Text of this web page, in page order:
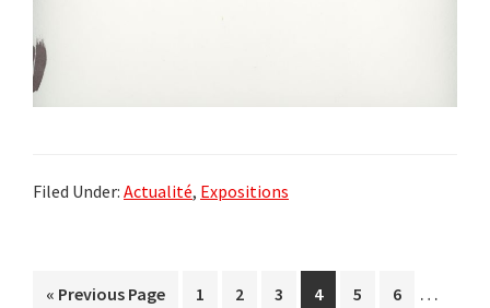
Filed Under: Actualité, Expositions
« Go
Previous Page Go
1 Go
2 Go
3 Go
4 Go
5 Go
6 …